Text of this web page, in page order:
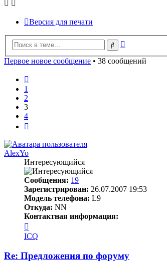
Версия для печати
Поиск
Первое новое сообщение • 38 сообщений
1
2
3
4
AlexYo
Интересующийся
Сообщения: 19
Зарегистрирован: 26.07.2007 19:53
Модель телефона: L9
Откуда: NN
Контактная информация:
информация
пользователя
ICQ
Re: Предложения по форуму